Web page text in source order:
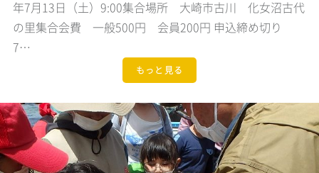
年7月13日（土）9:00集合場所 大崎市古川 化女沼古代
の里集合会費 一般500円 会員200円 申込締め切り
7…
もっと見る